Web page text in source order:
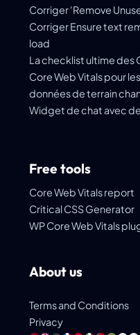
Corriger 'Remove
Corriger Ensure text
load
La checklist ultime des
Core Web Vitals pour
données de terrain
Widget de chat avec
Free tools
Core Web Vitals report
Critical CSS Generator
WP Core Web Vitals
About us
Terms and Conditions
Privacy